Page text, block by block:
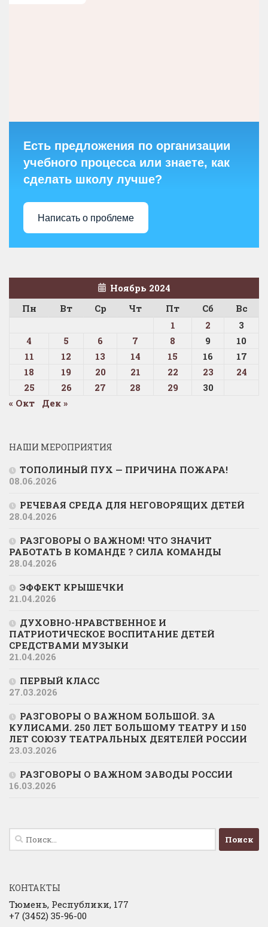
Есть предложения по организации
учебного процесса или знаете, как
сделать школу лучше?
Написать о проблеме
Ноябрь 2024
Пн
Вт Ср Чт Пт Сб
Вс
1
2
3
4
5 6 7 8 9
10
11
12 13 14 15 16
17
18
19 20 21 22 23
24
25
26 27 28 29
30
« Окт
Дек »
НАШИ МЕРОПРИЯТИЯ
ТОПОЛИНЫЙ ПУХ — ПРИЧИНА ПОЖАРА!
08.06.2026
РЕЧЕВАЯ СРЕДА ДЛЯ НЕГОВОРЯЩИХ ДЕТЕЙ
28.04.2026
РАЗГОВОРЫ О ВАЖНОМ! ЧТО ЗНАЧИТ
РАБОТАТЬ В КОМАНДЕ ? СИЛА КОМАНДЫ
28.04.2026
ЭФФЕКТ КРЫШЕЧКИ
21.04.2026
ДУХОВНО-НРАВСТВЕННОЕ И
ПАТРИОТИЧЕСКОЕ ВОСПИТАНИЕ ДЕТЕЙ
СРЕДСТВАМИ МУЗЫКИ
21.04.2026
ПЕРВЫЙ КЛАСС
27.03.2026
РАЗГОВОРЫ О ВАЖНОМ БОЛЬШОЙ. ЗА
КУЛИСАМИ. 250 ЛЕТ БОЛЬШОМУ ТЕАТРУ И 150
ЛЕТ СОЮЗУ ТЕАТРАЛЬНЫХ ДЕЯТЕЛЕЙ РОССИИ
23.03.2026
РАЗГОВОРЫ О ВАЖНОМ ЗАВОДЫ РОССИИ
16.03.2026
Найти:
КОНТАКТЫ
Тюмень, Республики, 177
+7 (3452) 35-96-00